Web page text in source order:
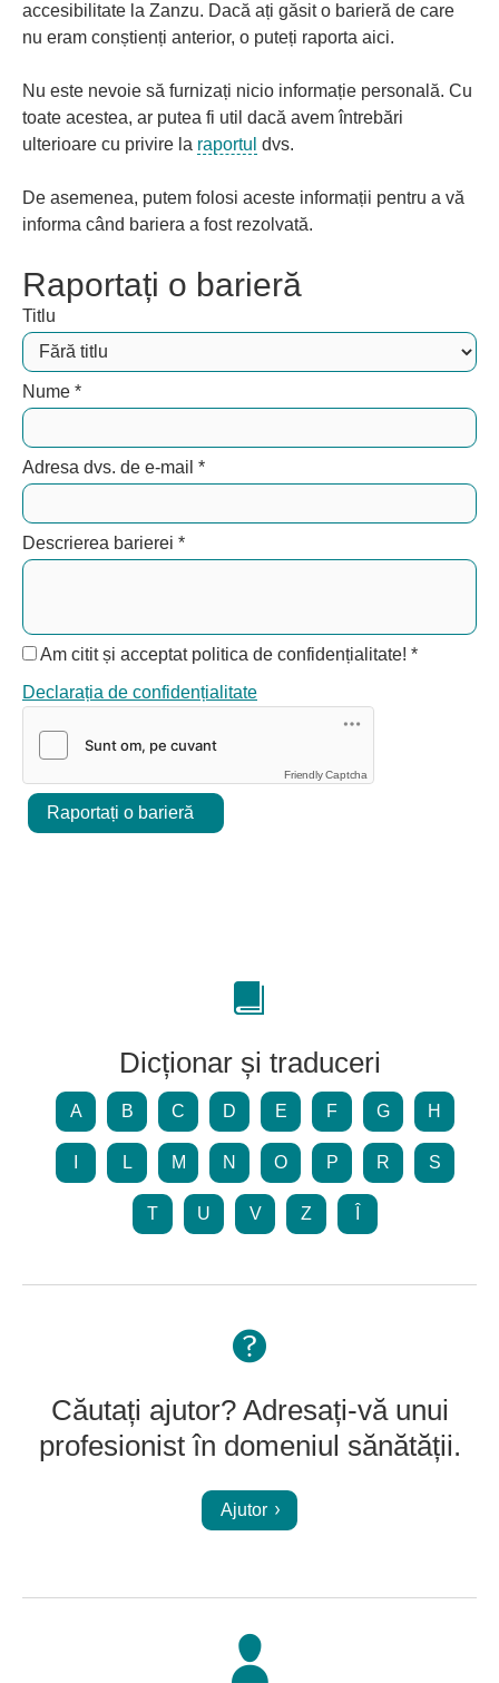
accesibilitate la Zanzu. Dacă ați găsit o barieră de care
nu eram conștienți anterior, o puteți raporta aici.
Nu este nevoie să furnizați nicio informație personală. Cu
toate acestea, ar putea fi util dacă avem întrebări
ulterioare cu privire la raportul dvs.
De asemenea, putem folosi aceste informații pentru a vă
informa când bariera a fost rezolvată.
Raportați o barieră
Titlu
Nume *
Adresa dvs. de e-mail *
Descrierea barierei *
Am citit și acceptat politica de confidențialitate! *
Declarația de confidențialitate
Friendly Captcha
Raportați o barieră
Dicționar și traduceri
A B C D E F G H
L M N O P R S
T U V Z
Căutați ajutor? Adresați-vă unui
profesionist în domeniul sănătății.
Ajutor